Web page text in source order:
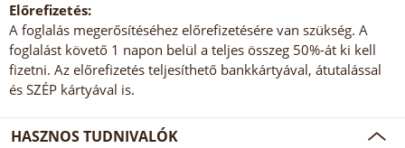
Előrefizetés:
A foglalás megerősítéséhez előrefizetésére van szükség. A
foglalást követő 1 napon belül a teljes összeg 50%-át ki kell
fizetni. Az előrefizetés teljesíthető bankkártyával, átutalással
és SZÉP kártyával is.
HASZNOS TUDNIVALÓK